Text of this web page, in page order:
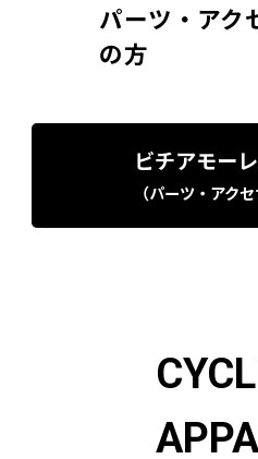
パーツ・アク
の方
ビチアモー
（パーツ・アクセ